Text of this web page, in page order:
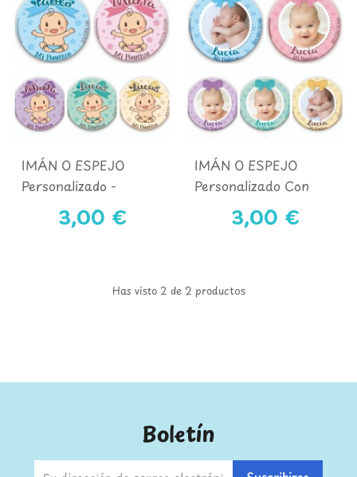
IMÁN O ESPEJO
Personalizado -
BAUTIZO3,00 €
IMÁN O ESPEJO
Personalizado Con
Foto - BAUTIZO
3,00 €
Has visto 2 de 2 productos
Boletín